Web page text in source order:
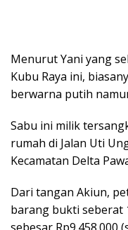
Menurut Yani yang
Kubu Raya ini,
berwarna putih
Sabu ini milik
rumah di Jalan Uti
Kecamatan Delta
Dari tangan Akiun,
barang bukti seberat
sebesar Rp9.458.000